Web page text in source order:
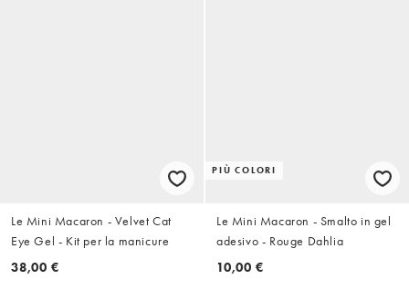
Le Mini Macaron - Velvet Cat
Eye Gel - Kit per la manicure
38,00 €
PIÙ COLORI
Le Mini Macaron - Smalto in gel
adesivo - Rouge Dahlia
10,00 €